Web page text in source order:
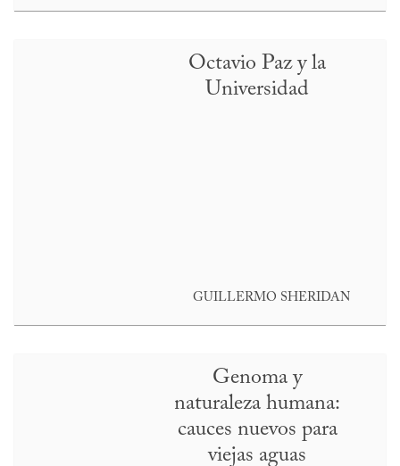
Octavio Paz y la
Universidad
GUILLERMO SHERIDAN
Genoma y
naturaleza humana:
cauces nuevos para
viejas aguas